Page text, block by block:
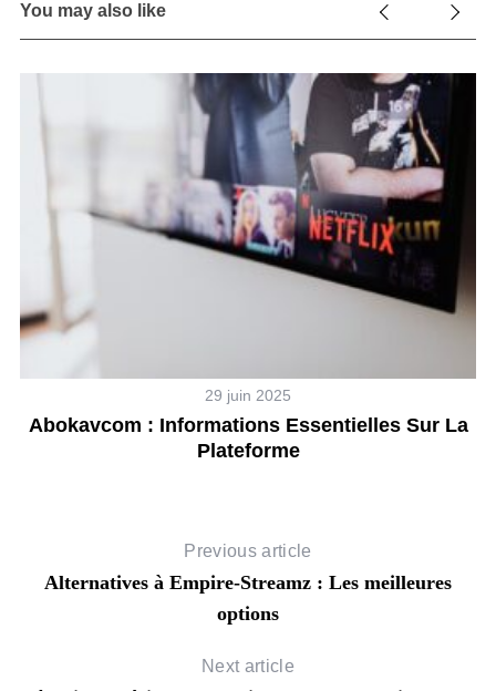
You may also like
29 juin 2025
Abokavcom : Informations Essentielles Sur La
Plateforme
Previous article
Alternatives à Empire-Streamz : Les meilleures
options
Next article